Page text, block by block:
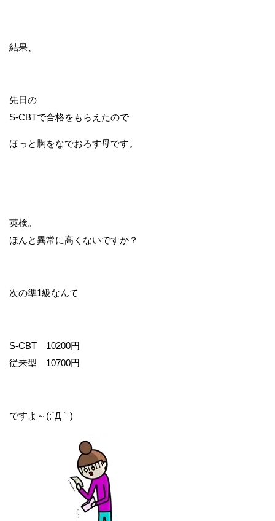
結果、
先日の
S-CBTで合格をもらえたので
ほっと胸をなでおろす母です。
英検。
ほんと異常に高くないですか？
次の準1級なんて
S-CBT 10200円
従来型 10700円
ですよ～(;´Д｀)